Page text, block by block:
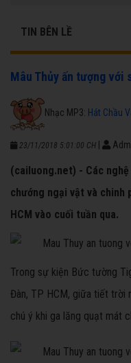
TIN BÊN LỀ
Mâu Thủy ấn tượng với
Nhạc MP3: Hát Chầu
23/11/2018 5:01:00 CH
(cailuong.net) - Các
chướng ngại vật và
HCM vào cuối tuần qua.
Trong sự kiện Bức tường
Đàn, TP HCM, giữa tiết trời
chú ý khi ga lăng quạt mát